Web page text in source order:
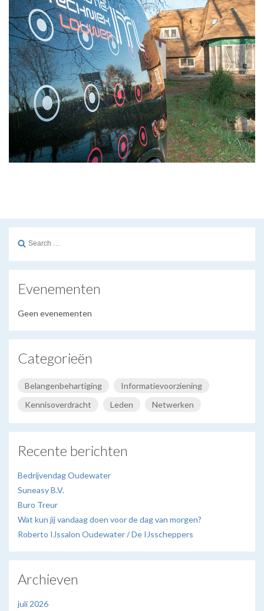
Search
Evenementen
Geen evenementen
Categorieën
Belangenbehartiging
Informatievoorziening
Kennisoverdracht
Leden Netwerken
Recente berichten
Bedrijvendag Oudewater
Suneasy B.V.
Buro Treur
Wat kun jij vandaag doen voor de dag van morgen?
Roberto IJssalon Oudewater / De IJsscheppers
Archieven
juli 2026